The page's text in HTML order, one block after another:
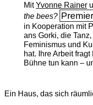
MitYvonne Rainer
the bees?
in Kooperation mit
ans Gorki, die
Feminismus und
hat. Ihre Arbeit
Bühne tun kann –
Ein Haus, das sich